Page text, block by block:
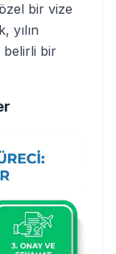
bir vize
yılın
belirli bir